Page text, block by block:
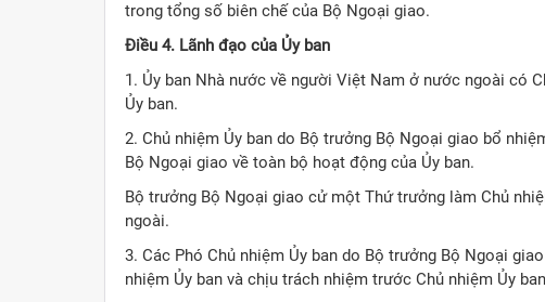
trong tổng số biên chế của Bộ Ngoại giao.
Điều 4. Lãnh đạo của Ủy ban
1. Ủy ban Nhà nước về người Việt Nam ở nước ngoài có
Ủy ban.
2. Chủ nhiệm Ủy ban do Bộ trưởng Bộ Ngoại giao bổ
Bộ Ngoại giao về toàn bộ hoạt động của Ủy ban.
Bộ trưởng Bộ Ngoại giao cử một Thứ trưởng làm Chủ
ngoài.
3. Các Phó Chủ nhiệm Ủy ban do Bộ trưởng Bộ Ngoại
nhiệm Ủy ban và chịu trách nhiệm trước Chủ nhiệm Ủy